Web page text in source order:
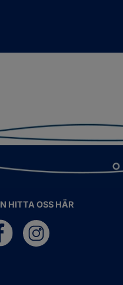
HITTA OSS HÄR